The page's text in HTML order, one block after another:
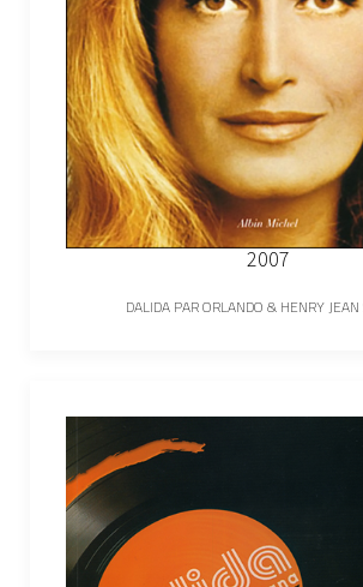
2007
DALIDA PAR ORLANDO & HENRY JEAN